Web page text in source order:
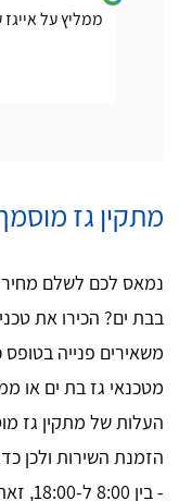
ממליץ על
מתקין גז
נמאס לכם לשלם מחיר
בבת ים? הכירו את
משאירים פנייה
מטכנאי גז בת ים או
העלות של מתקין גז
הזמנת השירות ולכן
- בין 8:00 ל-18:00, זאת על מנת לשמור על מחיר נוח.